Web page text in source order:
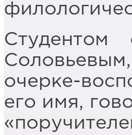
очерке-
его имя,